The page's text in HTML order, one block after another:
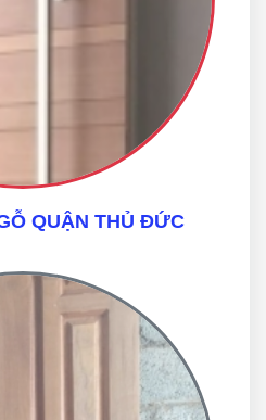
QUẬN THỦ ĐỨC